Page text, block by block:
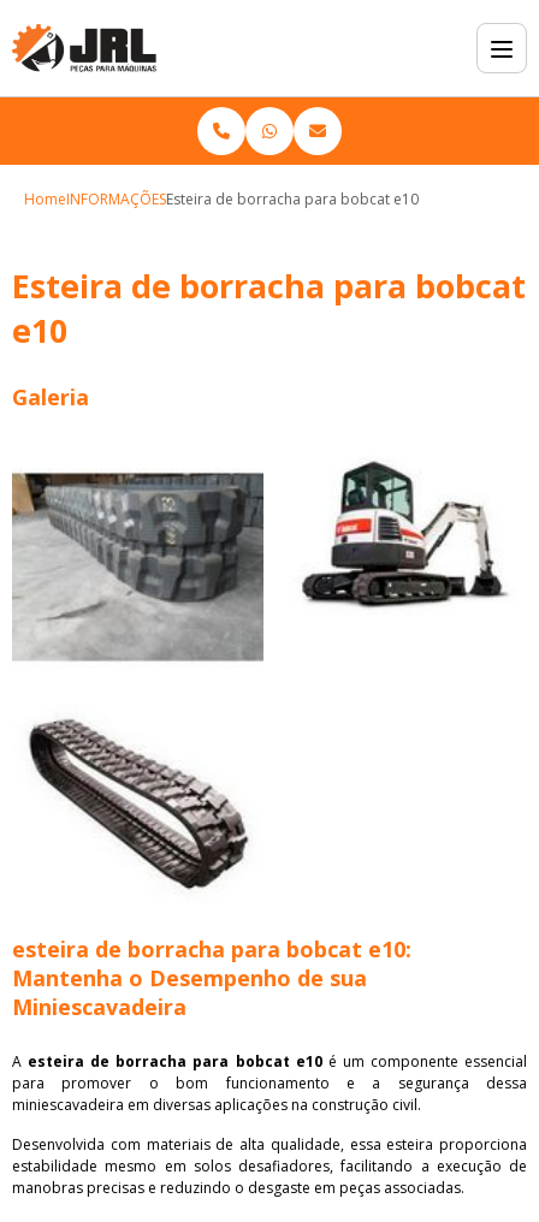
HomeINFORMAÇÕESEsteira de borracha para bobcat e10
Esteira de borracha para bobcat
e10
Galeria
esteira de borracha para bobcat e10:
Mantenha o Desempenho de sua
Miniescavadeira
A esteira de borracha para bobcat e10é um componente essencial
para promover o bom funcionamento e a segurança dessa
miniescavadeira em diversas aplicações na construção civil.
Desenvolvida com materiais de alta qualidade, essa esteira proporciona
estabilidade mesmo em solos desafiadores, facilitando a execução de
manobras precisas e reduzindo o desgaste em peças associadas.